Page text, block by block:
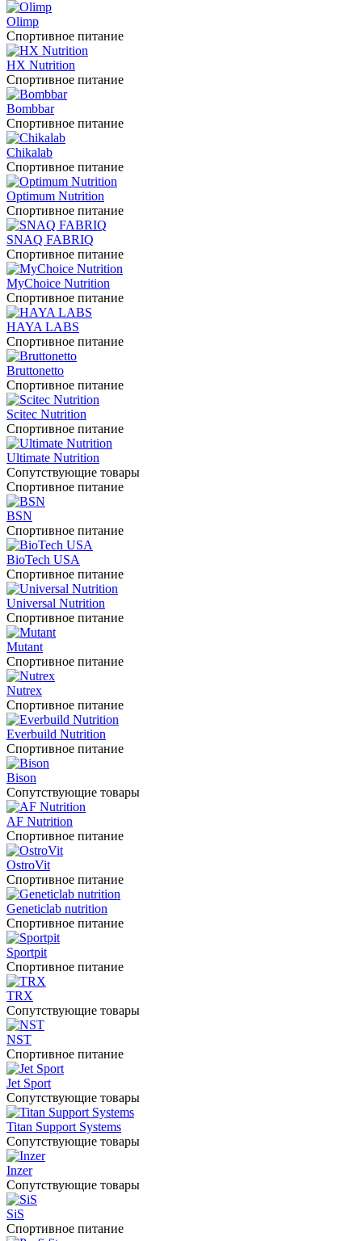
Olimp
Спортивное питание
HX Nutrition
Спортивное питание
Bombbar
Спортивное питание
Chikalab
Спортивное питание
Optimum Nutrition
Спортивное питание
SNAQ FABRIQ
Спортивное питание
MyChoice Nutrition
Спортивное питание
HAYA LABS
Спортивное питание
Bruttonetto
Спортивное питание
Scitec Nutrition
Спортивное питание
Ultimate Nutrition
Сопутствующие товары
Спортивное питание
BSN
Спортивное питание
BioTech USA
Спортивное питание
Universal Nutrition
Спортивное питание
Mutant
Спортивное питание
Nutrex
Спортивное питание
Everbuild Nutrition
Спортивное питание
Bison
Сопутствующие товары
AF Nutrition
Спортивное питание
OstroVit
Спортивное питание
Geneticlab nutrition
Спортивное питание
Sportpit
Спортивное питание
TRX
Сопутствующие товары
NST
Спортивное питание
Jet Sport
Сопутствующие товары
Titan Support Systems
Сопутствующие товары
Inzer
Сопутствующие товары
SiS
Спортивное питание